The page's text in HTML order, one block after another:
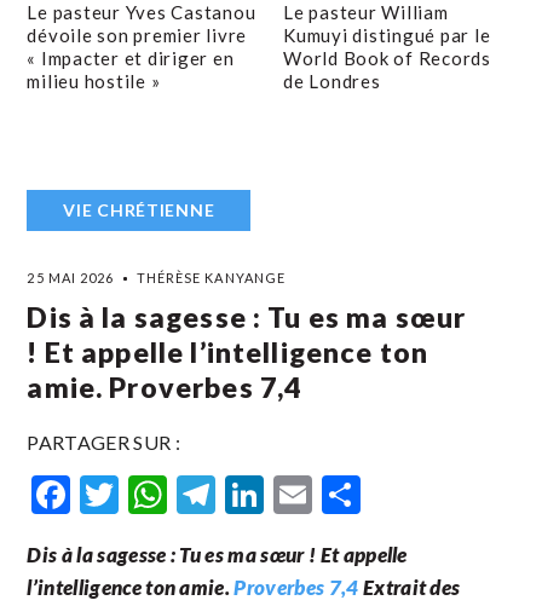
Le pasteur Yves Castanou
dévoile son premier livre
« Impacter et diriger en
milieu hostile »
Le pasteur William
Kumuyi distingué par le
World Book of Records
de Londres
VIE CHRÉTIENNE
25 MAI 2026 THÉRÈSE KANYANGE
Dis à la sagesse : Tu es ma sœur
! Et appelle l’intelligence ton
amie. Proverbes 7,4
PARTAGER SUR :
Facebook
Twitter
WhatsApp
Telegram
LinkedIn
Email
Dis à la sagesse : Tu es ma sœur ! Et appelle
l’intelligence ton amie.Proverbes 7,4Extrait des